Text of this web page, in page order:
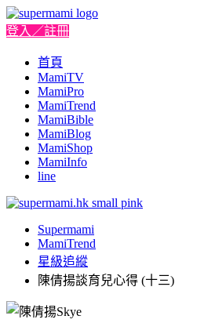
登入／註冊
首頁
MamiTV
MamiPro
MamiTrend
MamiBible
MamiBlog
MamiShop
MamiInfo
line
Supermami
MamiTrend
星級追縱
陳倩揚談育兒心得 (十三)